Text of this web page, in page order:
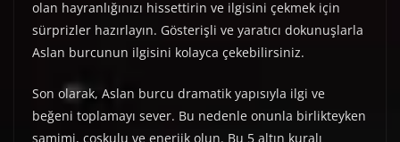
olan hayranlığınızı hissettirin ve ilgisini çekmek için
sürprizler hazırlayın. Gösterişli ve yaratıcı dokunuşlarla
Aslan burcunun ilgisini kolayca çekebilirsiniz.
Son olarak, Aslan burcu dramatik yapısıyla ilgi ve
beğeni toplamayı sever. Bu nedenle onunla birlikteyken
samimi, coşkulu ve enerjik olun. Bu 5 altın kuralı